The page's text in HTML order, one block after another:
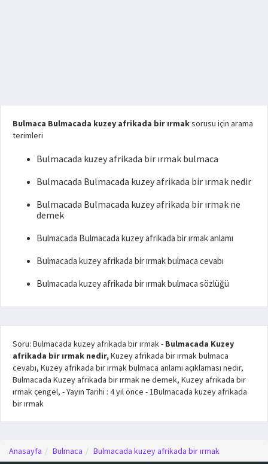
Bulmaca Bulmacada kuzey afrikada bir ırmaksorusu için arama
terimleri
Bulmacada kuzey afrikada bir ırmak bulmaca
Bulmacada Bulmacada kuzey afrikada bir ırmak nedir
Bulmacada Bulmacada kuzey afrikada bir ırmak ne
demek
Bulmacada Bulmacada kuzey afrikada bir ırmak anlamı
Bulmacada kuzey afrikada bir ırmak bulmaca cevabı
Bulmacada kuzey afrikada bir ırmak bulmaca sözlüğü
Soru: Bulmacada kuzey afrikada bir ırmak- Bulmacada Kuzey
afrikada bir ırmak nedir,Kuzey afrikada bir ırmak bulmaca
cevabı, Kuzey afrikada bir ırmak bulmaca anlamı açıklaması nedir,
Bulmacada Kuzey afrikada bir ırmak ne demek, Kuzey afrikada bir
ırmak çengel, - Yayın Tarihi : 4 yıl önce -1Bulmacada kuzey afrikada
bir ırmak
Anasayfa Bulmaca Bulmacada kuzey afrikada bir ırmak